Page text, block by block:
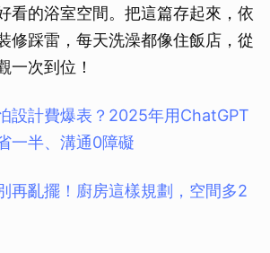
看的浴室空間。把這篇存起來，依
修踩雷，每天洗澡都像住飯店，從
一次到位！
設計費爆表？2025年用ChatGPT
一半、溝通0障礙
再亂擺！廚房這樣規劃，空間多2